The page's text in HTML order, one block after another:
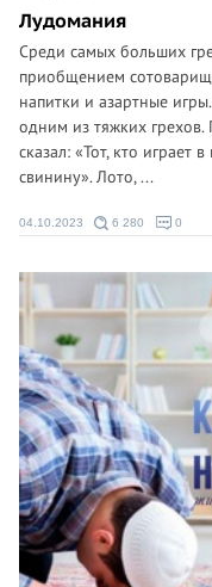
Лудомания
Среди самых больших
приобщением
напитки и азартные
одним из тяжких
сказал: «Тот, кто играет
свинину». Лото, ...
04.10.2023 6 280 0